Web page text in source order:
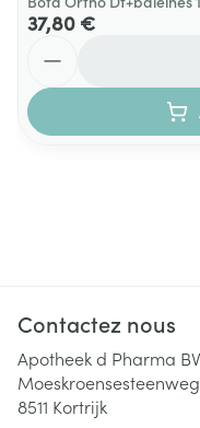
37,80 €
Contactez nous
Apotheek d Pharma
8511 Kortrijk